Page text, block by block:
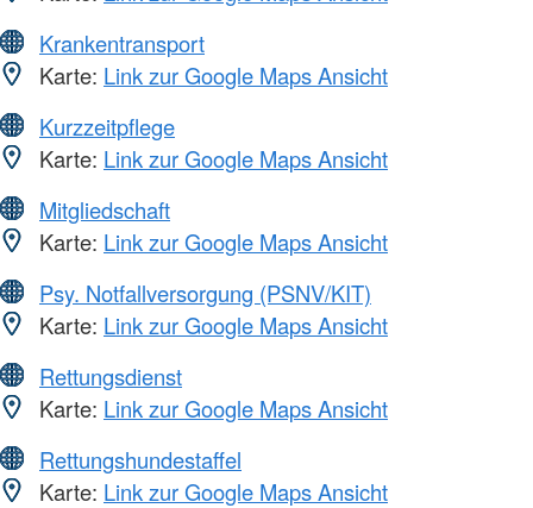
Krankentransport
Karte: Link zur Google Maps Ansicht
Kurzzeitpflege
Karte: Link zur Google Maps Ansicht
Mitgliedschaft
Karte: Link zur Google Maps Ansicht
Psy. Notfallversorgung (PSNV/KIT)
Karte: Link zur Google Maps Ansicht
Rettungsdienst
Karte: Link zur Google Maps Ansicht
Rettungshundestaffel
Karte: Link zur Google Maps Ansicht